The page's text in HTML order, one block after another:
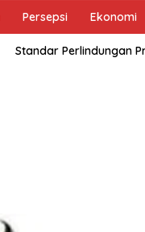
Persepsi Ekonomi
Standar Perlindungan